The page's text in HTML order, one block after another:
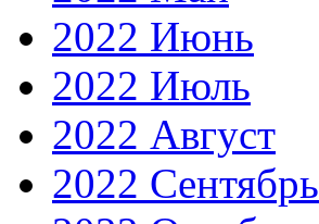
2022 Июнь
2022 Июль
2022 Август
2022 Сентябрь